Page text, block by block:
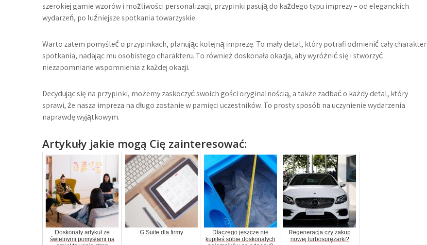
szerokiej gamie wzorów i możliwości personalizacji, przypinki pasują do każdego typu imprezy – od eleganckich
wydarzeń, po luźniejsze spotkania towarzyskie.
Warto zatem pomyśleć o przypinkach, planując kolejną imprezę. To mały detal, który potrafi odmienić cały charakter
spotkania, nadając mu osobistego charakteru. To również doskonała okazja, aby wyróżnić się i stworzyć
niezapomniane wspomnienia z każdej okazji.
Decydując się na przypinki, możemy zaskoczyć swoich gości oryginalnością, a także zadbać o każdy detal, który
sprawi, że nasza impreza na długo zostanie w pamięci uczestników. To prosty sposób na uczynienie wydarzenia
naprawdę wyjątkowym.
Artykuły jakie mogą Cię zainteresować:
Doskonały artykuł ze
świetnymi pomysłami na
G Suite dla firmy
Dlaczego jeszcze nie
kupiłeś sobie doskonałych
Regeneracja czy zakup
nowej turbosprężarki?